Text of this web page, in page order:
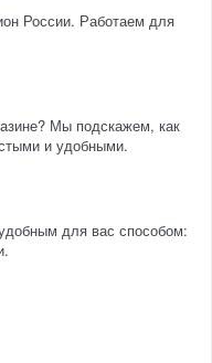
России. Работаем для
Мы подскажем, как
и удобными.
для вас способом: